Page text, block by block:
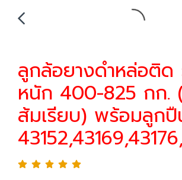
ลูกล้อยางดำหล่อติด
หนัก 400-825 กก.
ส้มเรียบ) พร้อมลูก